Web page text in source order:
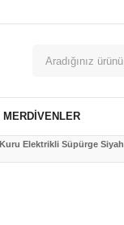
MERDIVENLER
Elektrikli Süpürge Siyah